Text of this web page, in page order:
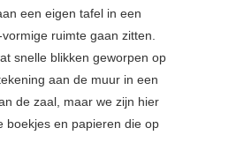
een eigen tafel in een
ruimte gaan zitten.
snelle blikken geworpen op
aan de muur in een
de zaal, maar we zijn hier
boekjes en papieren die op